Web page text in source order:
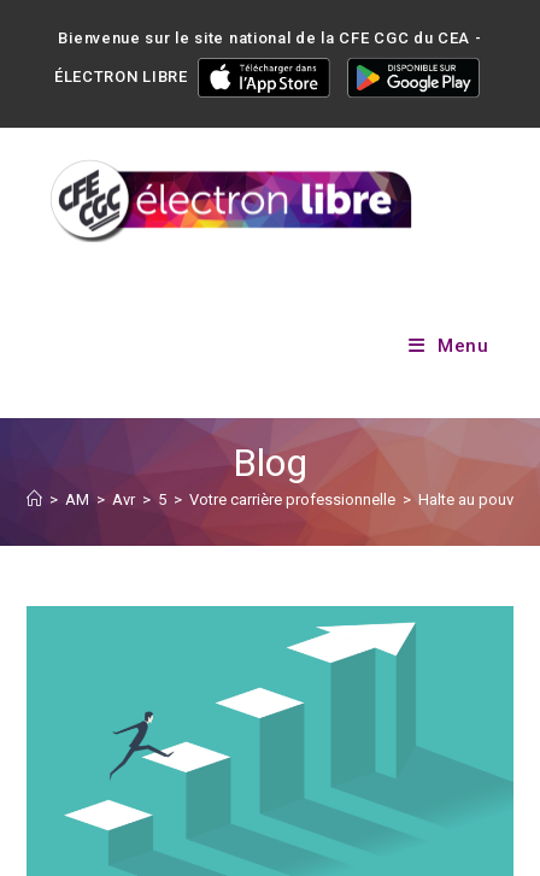
Bienvenue sur le site national de la CFE CGC du CEA -
ÉLECTRON LIBRE
Menu
Blog
> AM > Avr > 5 > Votre carrière professionnelle > Halte au pouvoir